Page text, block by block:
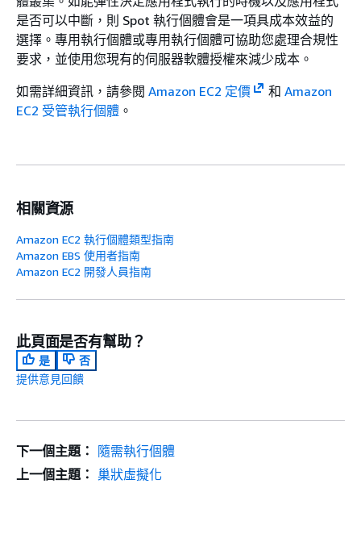
是否可以中斷，則 Spot 執行個體會是一項具成本效益的
選擇。專用執行個體或專用執行個體可協助您處理合規性
要求，並使用您現有的伺服器軟體授權來減少成本。
如需詳細資訊，請參閱 Amazon EC2 定價 和 Amazon
EC2 受管執行個體 。
相關資源
Amazon EC2 執行個體類型指南
Amazon EBS 使用者指南
Amazon EC2 開發人員指南
此頁面是否有幫助？
是
否
提供意見回饋
下一個主題：
隨需執行個體
上一個主題： 巢狀虛擬化